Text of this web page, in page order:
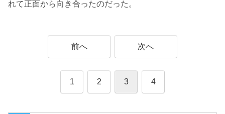
れて正面から向き合ったのだった。
前へ 次へ
1 2 3 4